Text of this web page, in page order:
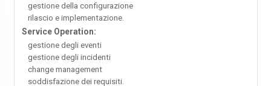
gestione della configurazione
rilascio e implementazione.
Service Operation:
gestione degli eventi
gestione degli incidenti
change management
soddisfazione dei requisiti.